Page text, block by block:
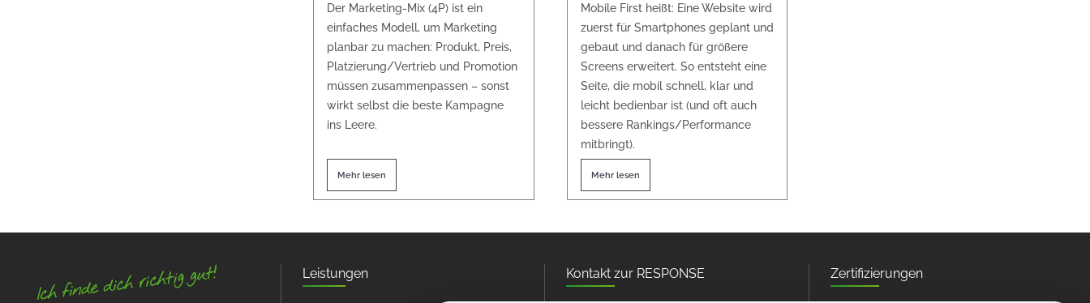
Der Marketing-Mix (4P) ist ein
einfaches Modell, um Marketing
planbar zu machen: Produkt, Preis,
Platzierung/Vertrieb und Promotion
müssen zusammenpassen – sonst
wirkt selbst die beste Kampagne
ins Leere.
Mehr lesen
Mobile First heißt: Eine Website wird
zuerst für Smartphones geplant und
gebaut und danach für größere
Screens erweitert. So entsteht eine
Seite, die mobil schnell, klar und
leicht bedienbar ist (und oft auch
bessere Rankings/Performance
mitbringt).
Mehr lesen
Leistungen Kontakt zur RESPONSE Zertifizierungen